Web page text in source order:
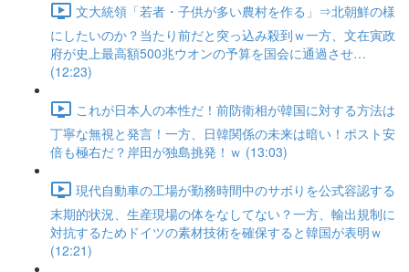
文大統領「若者・子供が多い農村を作る」⇒北朝鮮の様
にしたいのか？当たり前だと突っ込み殺到ｗ一方、文在寅政
府が史上最高額500兆ウオンの予算を国会に通過させ…
(12:23)
これが日本人の本性だ！前防衛相が韓国に対する方法は
丁寧な無視と発言！一方、日韓関係の未来は暗い！ポスト安
倍も極右だ？岸田が独島挑発！ｗ (13:03)
現代自動車の工場が勤務時間中のサボりを公式容認する
末期的状況、生産現場の体をなしてない？一方、輸出規制に
対抗するためドイツの素材技術を確保すると韓国が表明ｗ
(12:21)